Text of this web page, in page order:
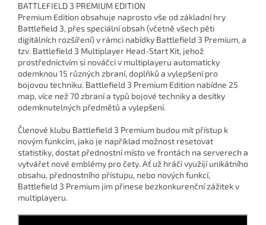
BATTLEFIELD 3 PREMIUM EDITION
Premium Edition obsahuje naprosto vše od základní hry
Battlefield 3, přes speciální obsah (včetně všech pěti
digitálních rozšíření) v rámci nabídky Battlefield 3 Premium, a
tzv. Battlefield 3 Multiplayer Head-Start Kit, jehož
prostřednictvím si nováčci v multiplayeru automaticky
odemknou 15 různých zbraní, doplňků a vylepšení pro
bojovou techniku. Battlefield 3 Premium Edition nabídne 25
map, více než 70 zbraní a typů bojové techniky a desítky
odemknutelných předmětů a vylepšení.
Členové klubu Battlefield 3 Premium budou mít přístup k
novým funkcím, jako je například možnost resetovat
statistiky, dostat přednostní místo ve frontách na serverech a
vytvářet nové emblémy pro čety. Ať už hráči využijí unikátního
obsahu, přednostního přístupu, nebo nových funkcí,
Battlefield 3 Premium jim přinese bezkonkurenční zážitek v
multiplayeru.